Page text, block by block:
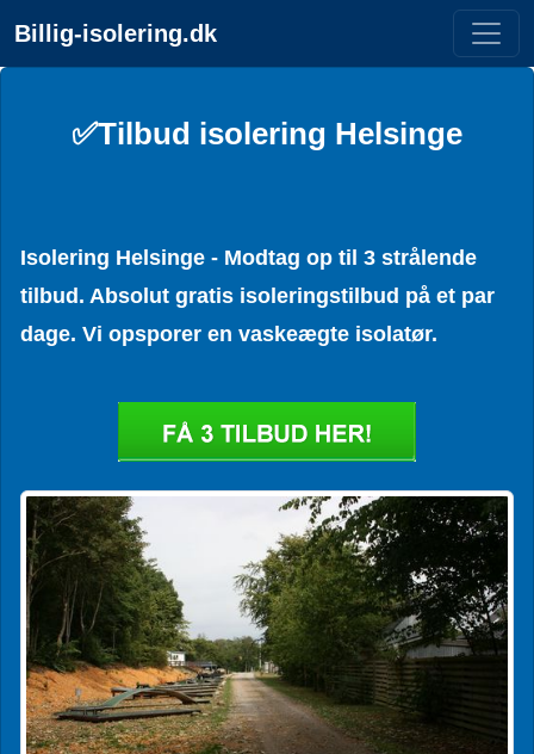
Billig-isolering.dk
✅Tilbud isolering Helsinge
Isolering Helsinge - Modtag op til 3 strålende
tilbud. Absolut gratis isoleringstilbud på et par
dage. Vi opsporer en vaskeægte isolatør.